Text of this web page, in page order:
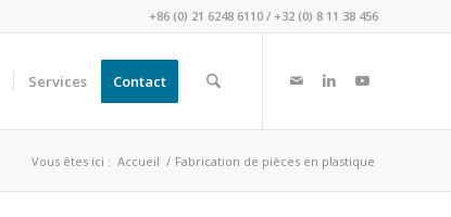
+86 (0) 21 6248 6110 / +32 (0) 8 11 38 456
Services Contact
Vous êtes ici : Accueil / Fabrication de pièces en plastique